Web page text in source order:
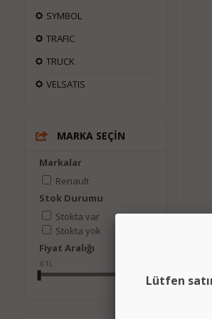
SYMBOL
TRAFIC
TRUCK
VELSATIS
MARKA SEÇİN
Markalar
Renault
Stok Durumu
Stokta var
Stokta yok
Fiyat Aralığı
0 TL
Lütfen